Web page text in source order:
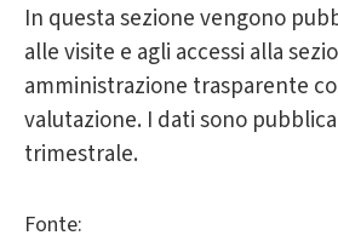
In questa sezione vengono
alle visite e agli accessi alla
amministrazione trasparente
valutazione. I dati sono
trimestrale.
Fonte: